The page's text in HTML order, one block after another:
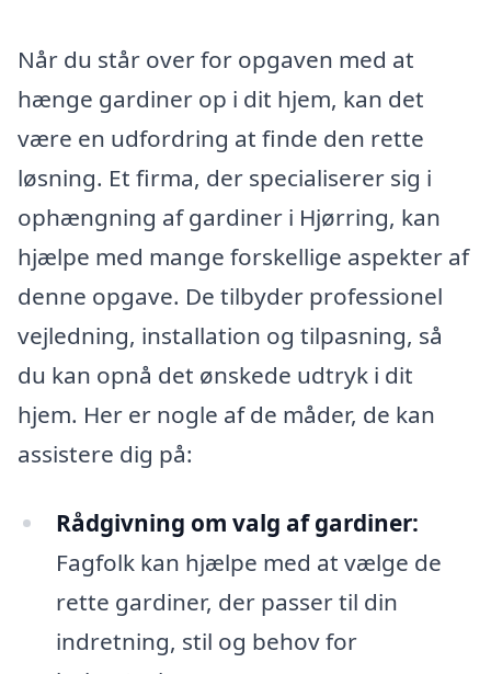
Når du står over for opgaven med at
hænge gardiner op i dit hjem, kan det
være en udfordring at finde den rette
løsning. Et firma, der specialiserer sig i
ophængning af gardiner i Hjørring, kan
hjælpe med mange forskellige aspekter af
denne opgave. De tilbyder professionel
vejledning, installation og tilpasning, så
du kan opnå det ønskede udtryk i dit
hjem. Her er nogle af de måder, de kan
assistere dig på:
Rådgivning om valg af gardiner:
Fagfolk kan hjælpe med at vælge de
rette gardiner, der passer til din
indretning, stil og behov for